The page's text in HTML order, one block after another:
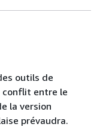
outils de
conflit entre le
la version
prévaudra.